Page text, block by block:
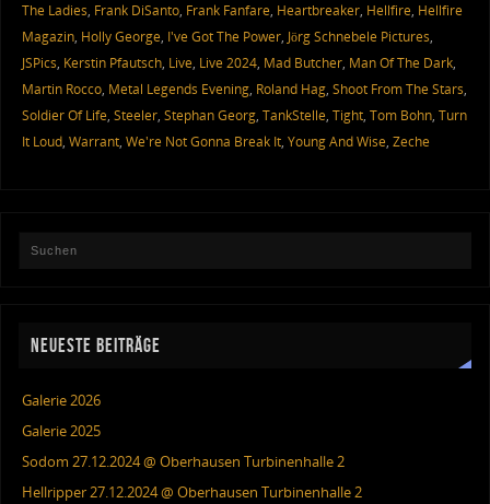
The Ladies, Frank DiSanto, Frank Fanfare, Heartbreaker, Hellfire, Hellfire
Magazin, Holly George, I've Got The Power, Jörg Schnebele Pictures,
JSPics, Kerstin Pfautsch, Live, Live 2024, Mad Butcher, Man Of The Dark,
Martin Rocco, Metal Legends Evening, Roland Hag, Shoot From The Stars,
Soldier Of Life, Steeler, Stephan Georg, TankStelle, Tight, Tom Bohn, Turn
It Loud, Warrant, We're Not Gonna Break It, Young And Wise, Zeche
NEUESTE BEITRÄGE
Galerie 2026
Galerie 2025
Sodom 27.12.2024 @ Oberhausen Turbinenhalle 2
Hellripper 27.12.2024 @ Oberhausen Turbinenhalle 2